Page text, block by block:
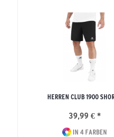
HERREN CLUB 1900
39,99 € *
IN 4 FARBEN